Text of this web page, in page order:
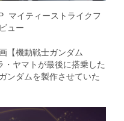
マイティーストライクフ
ュー
【機動戦士ガンダム
・ヤマトが最後に搭乗した
ンダムを製作させていた